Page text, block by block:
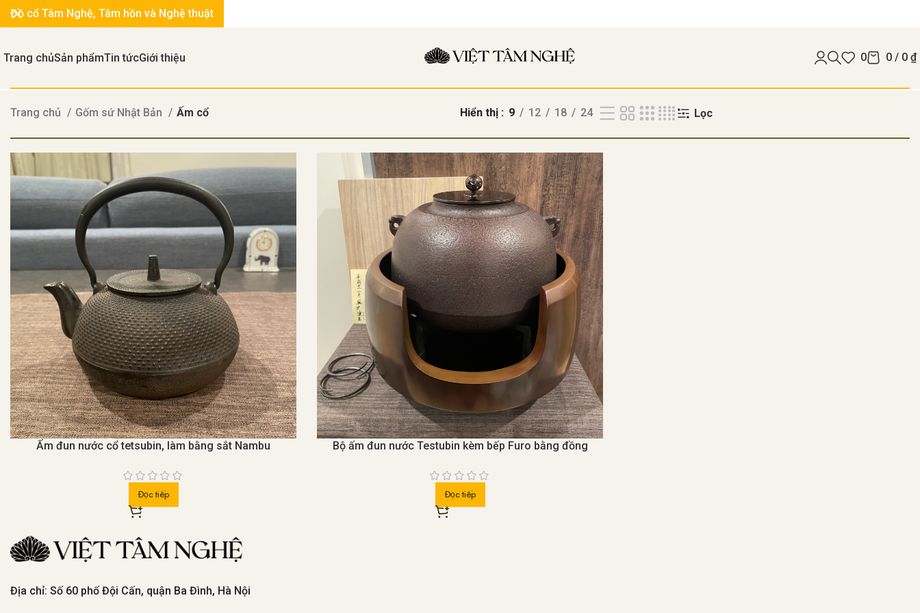
Trang chủSản phẩmTin tứcGiới thiệu 0 0 / 0 ₫
Trang chủ Gốm sứ Nhật Bản Ấm cổ Hiển thị 9 12 18 24 Lọc
Ấm đun nước cổ tetsubin, làm bằng sắt Nambu
Đọc tiếp
Bộ ấm đun nước Testubin kèm bếp Furo bằng đồng
Đọc tiếp
Địa chỉ: Số 60 phố Đội Cấn, quận Ba Đình, Hà Nội
Đồ cổ Tâm Nghệ, Tâm hồn và Nghệ thuật